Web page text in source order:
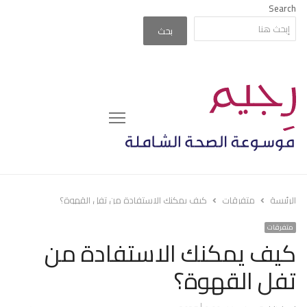
Search
بحث
Menu
الرئيسة متفرقات كيف يمكنك الاستفادة من تفل القهوة؟
متفرقات
كيف يمكنك الاستفادة من
تفل القهوة؟